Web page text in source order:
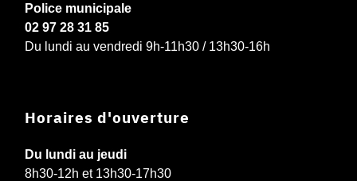
Police municipale
02 97 28 31 85
Du lundi au vendredi 9h-11h30 / 13h30-16h
Horaires d'ouverture
Du lundi au jeudi
8h30-12h et 13h30-17h30